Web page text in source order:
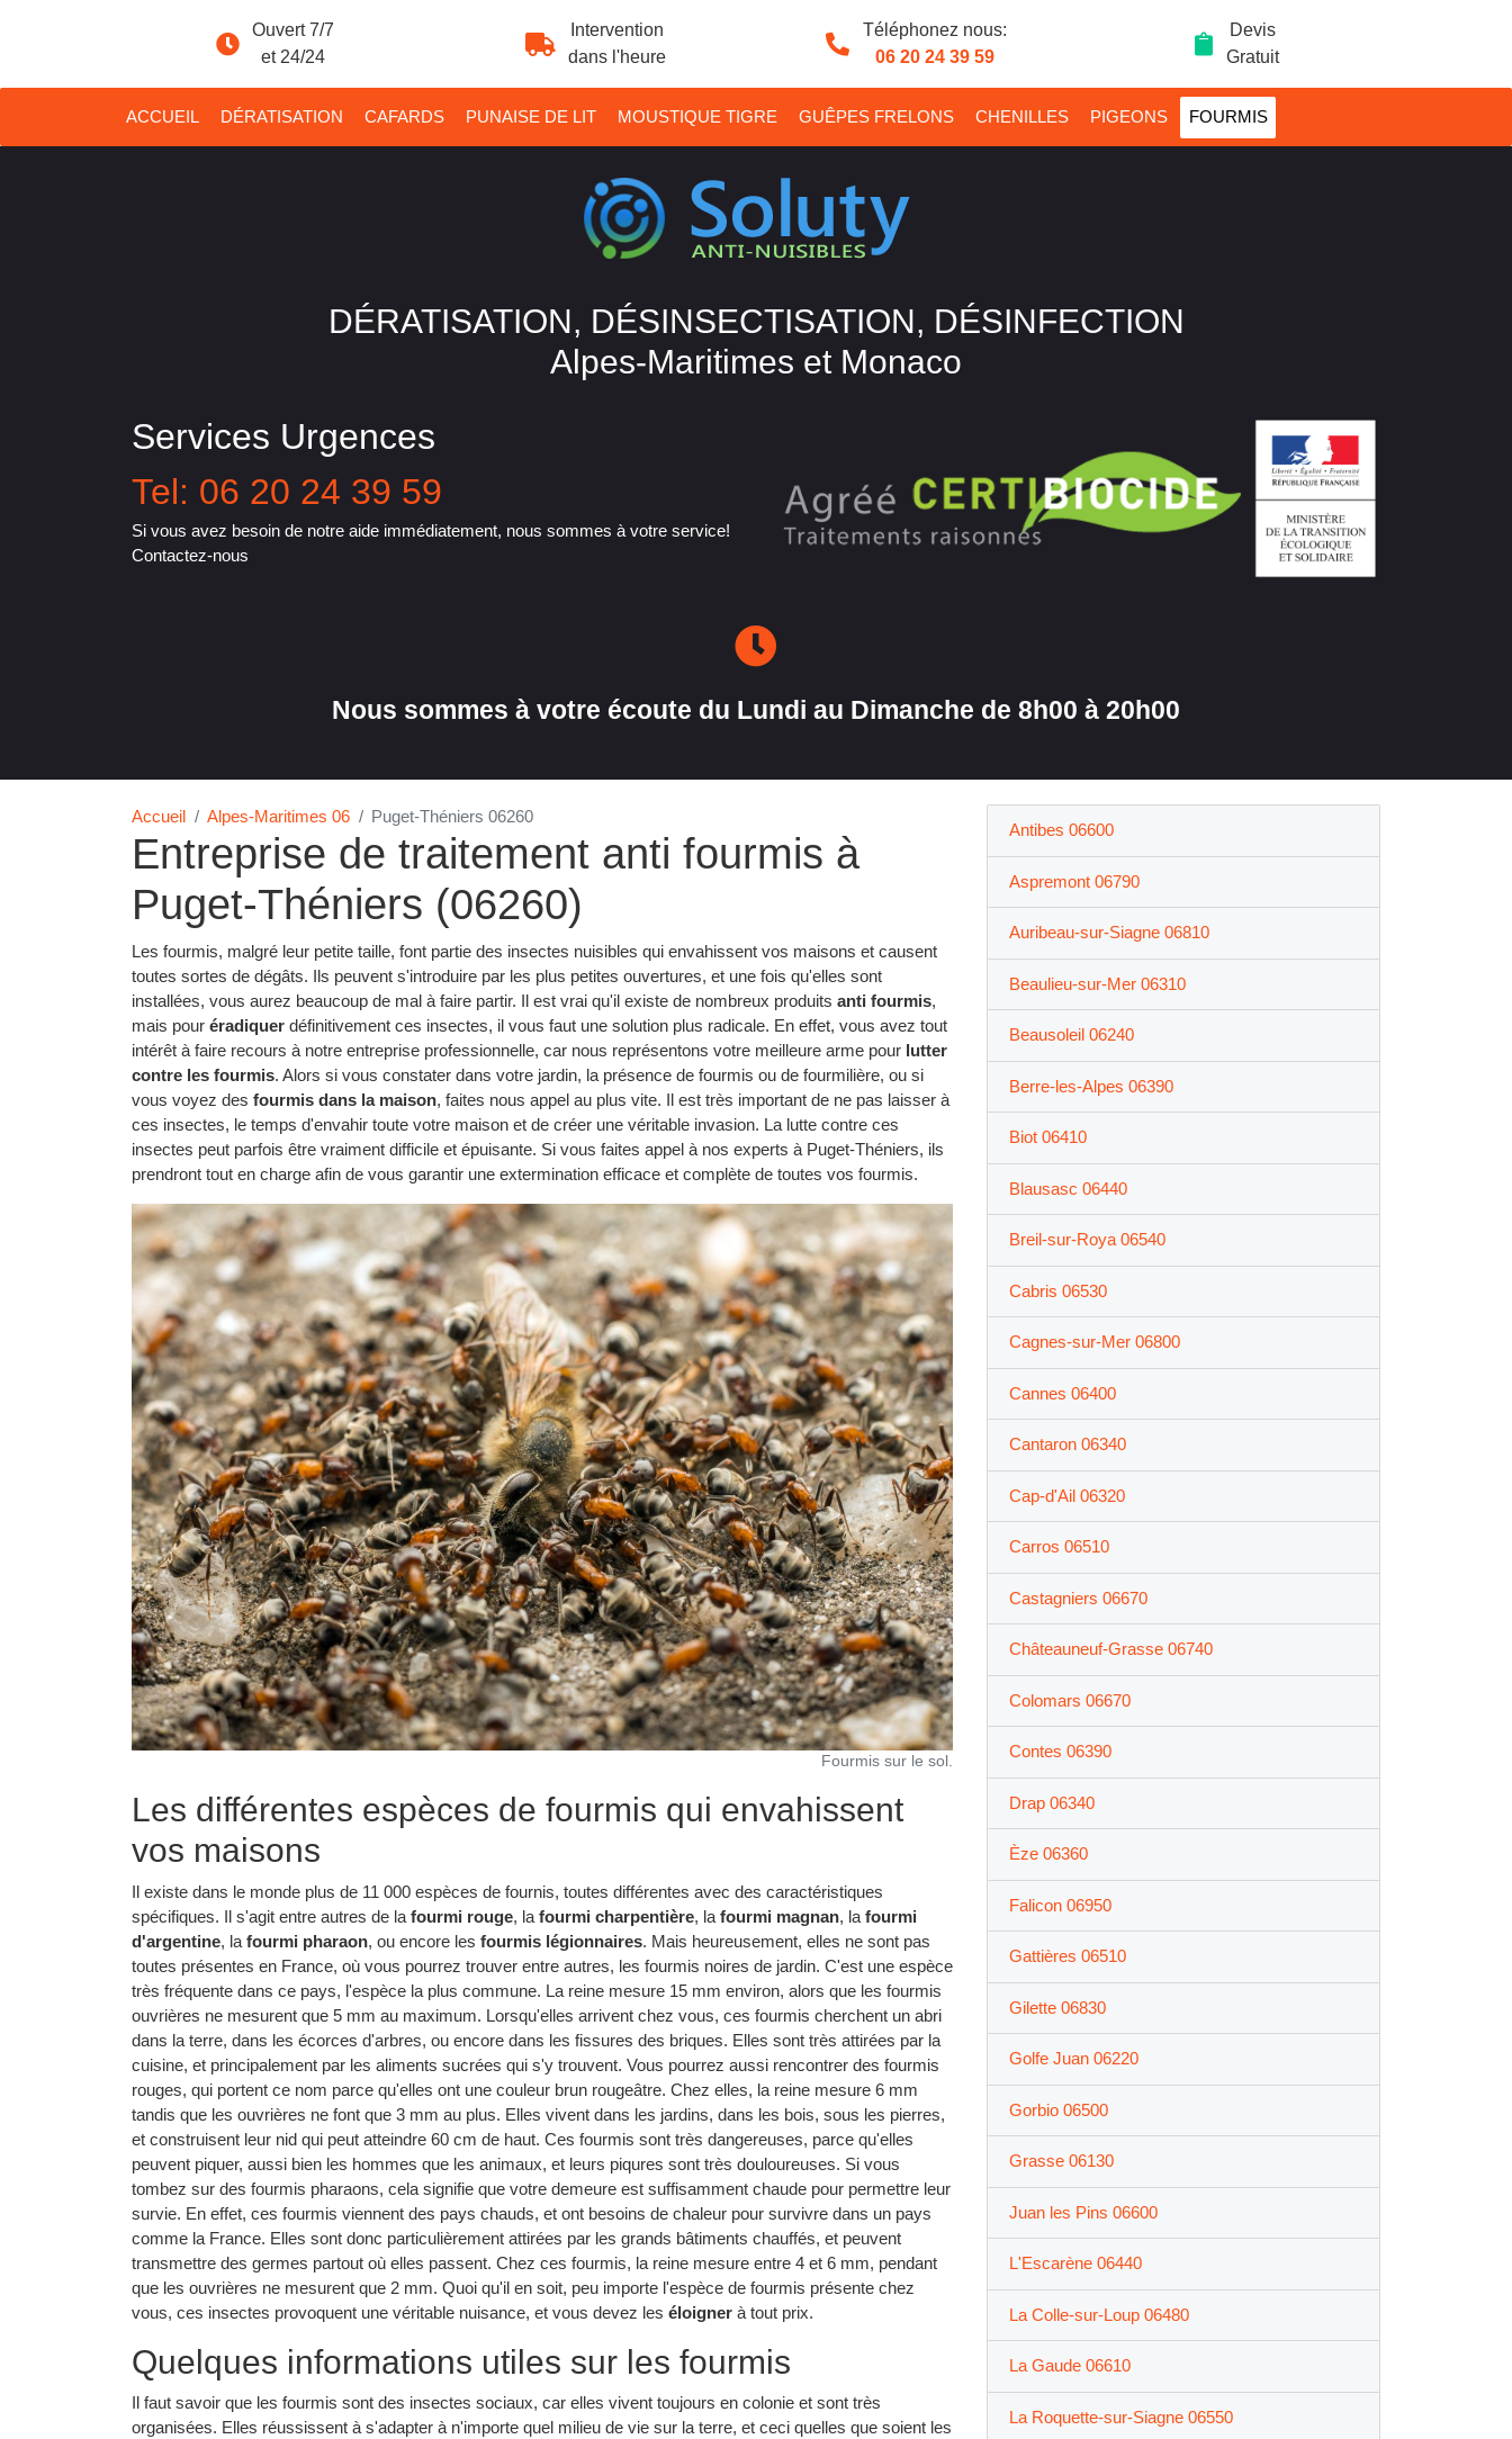
Ouvert 7/7
et 24/24
Intervention
dans l'heure
Téléphonez nous:
06 20 24 39 59
Devis
Gratuit
ACCUEIL DÉRATISATION CAFARDS PUNAISE DE LIT MOUSTIQUE TIGRE GUÊPES FRELONS CHENILLES PIGEONS FOURMIS
DÉRATISATION, DÉSINSECTISATION, DÉSINFECTION
Alpes-Maritimes et Monaco
Services Urgences
Tel: 06 20 24 39 59
Si vous avez besoin de notre aide immédiatement, nous sommes à votre service!
Contactez-nous
Nous sommes à votre écoute du Lundi au Dimanche de 8h00 à 20h00
Accueil Alpes-Maritimes 06 Puget-Théniers 06260
Entreprise de traitement anti fourmis à
Puget-Théniers (06260)
Les fourmis, malgré leur petite taille, font partie des insectes nuisibles qui envahissent vos maisons et causent
toutes sortes de dégâts. Ils peuvent s'introduire par les plus petites ouvertures, et une fois qu'elles sont
installées, vous aurez beaucoup de mal à faire partir. Il est vrai qu'il existe de nombreux produits anti fourmis,
mais pour éradiquer définitivement ces insectes, il vous faut une solution plus radicale. En effet, vous avez tout
intérêt à faire recours à notre entreprise professionnelle, car nous représentons votre meilleure arme pour lutter
contre les fourmis. Alors si vous constater dans votre jardin, la présence de fourmis ou de fourmilière, ou si
vous voyez des fourmis dans la maison, faites nous appel au plus vite. Il est très important de ne pas laisser à
ces insectes, le temps d'envahir toute votre maison et de créer une véritable invasion. La lutte contre ces
insectes peut parfois être vraiment difficile et épuisante. Si vous faites appel à nos experts à Puget-Théniers, ils
prendront tout en charge afin de vous garantir une extermination efficace et complète de toutes vos fourmis.
Fourmis sur le sol.
Les différentes espèces de fourmis qui envahissent
vos maisons
Il existe dans le monde plus de 11 000 espèces de fournis, toutes différentes avec des caractéristiques
spécifiques. Il s'agit entre autres de la fourmi rouge, la fourmi charpentière, la fourmi magnan, la fourmi
d'argentine, la fourmi pharaon, ou encore les fourmis légionnaires. Mais heureusement, elles ne sont pas
toutes présentes en France, où vous pourrez trouver entre autres, les fourmis noires de jardin. C'est une espèce
très fréquente dans ce pays, l'espèce la plus commune. La reine mesure 15 mm environ, alors que les fourmis
ouvrières ne mesurent que 5 mm au maximum. Lorsqu'elles arrivent chez vous, ces fourmis cherchent un abri
dans la terre, dans les écorces d'arbres, ou encore dans les fissures des briques. Elles sont très attirées par la
cuisine, et principalement par les aliments sucrées qui s'y trouvent. Vous pourrez aussi rencontrer des fourmis
rouges, qui portent ce nom parce qu'elles ont une couleur brun rougeâtre. Chez elles, la reine mesure 6 mm
tandis que les ouvrières ne font que 3 mm au plus. Elles vivent dans les jardins, dans les bois, sous les pierres,
et construisent leur nid qui peut atteindre 60 cm de haut. Ces fourmis sont très dangereuses, parce qu'elles
peuvent piquer, aussi bien les hommes que les animaux, et leurs piqures sont très douloureuses. Si vous
tombez sur des fourmis pharaons, cela signifie que votre demeure est suffisamment chaude pour permettre leur
survie. En effet, ces fourmis viennent des pays chauds, et ont besoins de chaleur pour survivre dans un pays
comme la France. Elles sont donc particulièrement attirées par les grands bâtiments chauffés, et peuvent
transmettre des germes partout où elles passent. Chez ces fourmis, la reine mesure entre 4 et 6 mm, pendant
que les ouvrières ne mesurent que 2 mm. Quoi qu'il en soit, peu importe l'espèce de fourmis présente chez
vous, ces insectes provoquent une véritable nuisance, et vous devez les éloigner à tout prix.
Quelques informations utiles sur les fourmis
Il faut savoir que les fourmis sont des insectes sociaux, car elles vivent toujours en colonie et sont très
organisées. Elles réussissent à s'adapter à n'importe quel milieu de vie sur la terre, et ceci quelles que soient les
Antibes 06600
Aspremont 06790
Auribeau-sur-Siagne 06810
Beaulieu-sur-Mer 06310
Beausoleil 06240
Berre-les-Alpes 06390
Biot 06410
Blausasc 06440
Breil-sur-Roya 06540
Cabris 06530
Cagnes-sur-Mer 06800
Cannes 06400
Cantaron 06340
Cap-d'Ail 06320
Carros 06510
Castagniers 06670
Châteauneuf-Grasse 06740
Colomars 06670
Contes 06390
Drap 06340
Èze 06360
Falicon 06950
Gattières 06510
Gilette 06830
Golfe Juan 06220
Gorbio 06500
Grasse 06130
Juan les Pins 06600
L'Escarène 06440
La Colle-sur-Loup 06480
La Gaude 06610
La Roquette-sur-Siagne 06550